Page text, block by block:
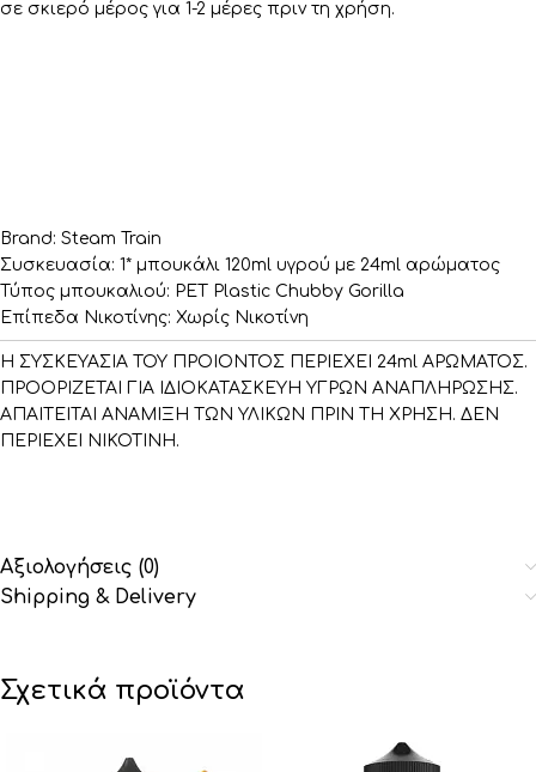
σε σκιερό μέρος για 1-2 μέρες πριν τη χρήση.
Brand: Steam Train
Συσκευασία: 1* μπουκάλι 120ml υγρού με 24ml αρώματος
Τύπος μπουκαλιού: PET Plastic Chubby Gorilla
Επίπεδα Νικοτίνης: Χωρίς Νικοτίνη
Η ΣΥΣΚΕΥΑΣΙΑ ΤΟΥ ΠΡΟΙΟΝΤΟΣ ΠΕΡΙΕΧΕΙ 24ml ΑΡΩΜΑΤΟΣ.
ΠΡΟΟΡΙΖΕΤΑΙ ΓΙΑ ΙΔΙΟΚΑΤΑΣΚΕΥΗ ΥΓΡΩΝ ΑΝΑΠΛΗΡΩΣΗΣ.
ΑΠΑΙΤΕΙΤΑΙ ΑΝΑΜΙΞΗ ΤΩΝ ΥΛΙΚΩΝ ΠΡΙΝ ΤΗ ΧΡΗΣΗ. ΔΕΝ
ΠΕΡΙΕΧΕΙ ΝΙΚΟΤΙΝΗ.
Αξιολογήσεις (0)
Shipping & Delivery
Σχετικά προϊόντα